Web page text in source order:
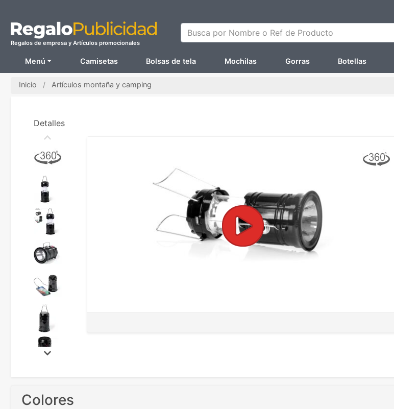
Regalos de empresa y Artículos promocionales
Busca por Nombre o Ref de Producto
Menú Camisetas Bolsas de tela Mochilas Gorras Botellas
Inicio Artículos montaña y camping
Detalles
Colores